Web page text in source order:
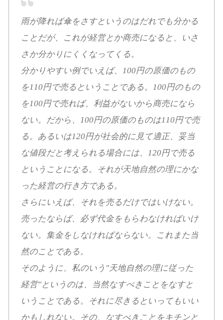
雨が降れば傘をさすというのはだれでも分かる
ことだが、これが経営とか商売になると、いさ
さか分かりにくくなってくる。
分かりやすい例でいえば、100円の原価のもの
を110円で売るということである。100円のもの
を100円で売れば、利益がないから商売になら
ない。だから、100円の原価のものは110円で売
る。あるいは120円が社会的に見て適正、妥当
な値段だと考えられる場合には、120円で売る
ということになる。それが天地自然の理にかな
った経営の行き方である。
さらにいえば、それを売るだけではいけない。
売ったならば、必ず代金をもらわなければいけ
ない。集金をしなければならない。これまた当
然のことである。
そのように、私のいう"天地自然の理に従った
経営"というのは、当然なすべきことをなすと
いうことである。それに尽きるといってもいい
かもしれない。その、なすべきことをキチンと